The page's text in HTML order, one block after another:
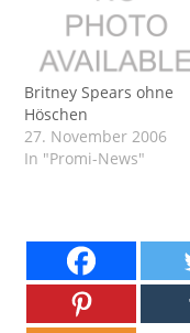
Britney Spears ohne
Höschen
27. November 2006
In "Promi-News"